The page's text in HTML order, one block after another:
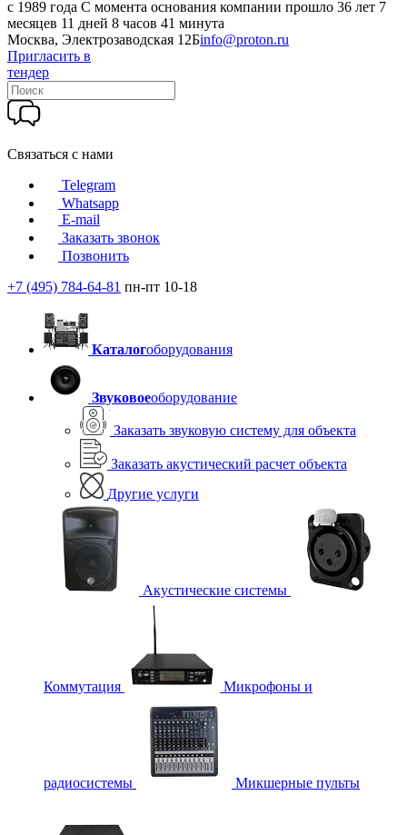
c 1989 года С момента основания компании прошло 36 лет 7
месяцев 11 дней 8 часов 41 минута
Москва, Электрозаводская 12Бinfo@proton.ru
Пригласить в
тендер
Связаться с нами
Telegram
Whatsapp
E-mail
Заказать звонок
Позвонить
+7 (495) 784-64-81 пн-пт 10-18
Каталогоборудования
Звуковоеоборудование
Заказать звуковую систему для объекта
Заказать акустический расчет объекта
Другие услуги
Акустические системы
Коммутация Микрофоны и
радиосистемы Микшерные пульты